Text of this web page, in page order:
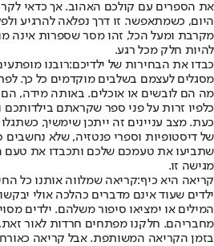
את הספרים עם קולכם האהוב. אך כדאי
היום, כשמתאפשר. זו דרך נפלאה להרגיע
מקרבת ומעל הכל, זהו מסר שספרות אינה
להיות חלק מכל רגע.
כבדו את הבחירות של ילדיכם:רובנו
מסגלים לעצמם בשלבים מוקדמים כל כך.
מה הם לובשים או אוכלים. באותה מידה,
כלפיו זרות על פני ספר שקראתם בילדותכם
כעת. מצב עניינים זה ייתכן שימשיך,
של דיסטופיות וספרי פנטזיה, שלא נחשבים
שתביעו את טעמכם שלכם ותכבדו את טעם
מגישה זו.
קריאה היא כיף:קריאה שמלווה אותנו כל
ילדים שעוד אינם מדברים כהלכה אולי
המילים או ימציאו סיפור משלהם. ילדים
מחבריהם. חלקנו מפתחים חרדות לאור
בזמן הקריאה המשותפת. אבל קריאה כאורח